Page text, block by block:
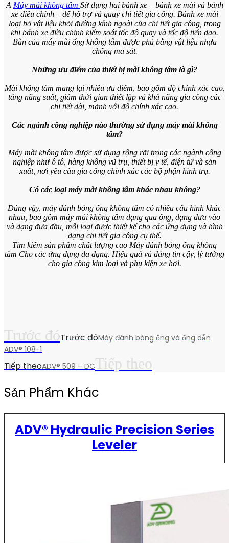
A Máy mài không tâm Sử dụng hai bánh xe – bánh xe mài và bánh
xe điều chỉnh – để hỗ trợ và quay chi tiết gia công. Bánh xe mài
loại bỏ vật liệu khỏi đường kính ngoài của chi tiết gia công, trong
khi bánh xe điều chỉnh kiểm soát tốc độ quay và tốc độ tiến dao.
Bàn của máy mài ống không tâm được phủ bằng vật liệu nhựa
chống ma sát.
Những ưu điểm của thiết bị mài không tâm là gì?
Mài không tâm mang lại nhiều ưu điểm, bao gồm độ chính xác cao,
tăng năng suất, giảm thời gian thiết lập và khả năng gia công các
chi tiết dài, mảnh với độ chính xác cao.
Các ngành công nghiệp nào thường sử dụng máy mài không
tâm?
Máy mài không tâm được sử dụng rộng rãi trong các ngành công
nghiệp như ô tô, hàng không vũ trụ, thiết bị y tế, điện tử và sản
xuất, nơi yêu cầu gia công chính xác các bộ phận hình trụ.
Có các loại máy mài không tâm khác nhau không?
Đúng vậy, máy đánh bóng ống không tâm có nhiều cấu hình khác
nhau, bao gồm máy mài không tâm dạng qua ống, dạng đưa vào
và dạng đưa đầu, mỗi loại được thiết kế cho các ứng dụng và hình
dạng chi tiết gia công cụ thể.
Tìm kiếm sản phẩm chất lượng cao Máy đánh bóng ống không
tâm Cho các ứng dụng đa dạng. Hiệu quả và đáng tin cậy, lý tưởng
cho gia công kim loại và phụ kiện xe hơi.
Trước đóTrước đóMáy đánh bóng ống và ống dẫn
ADV® 108-1
Tiếp theoADV® 509 – DCTiếp theo
Sản Phẩm Khác
ADV® Hydraulic Precision Series
Leveler